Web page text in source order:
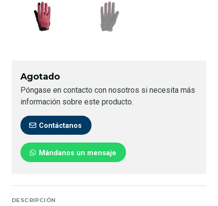
Agotado
Póngase en contacto con nosotros si necesita más
información sobre este producto.
Contáctanos
Mándanos un mensaje
DESCRIPCIÓN